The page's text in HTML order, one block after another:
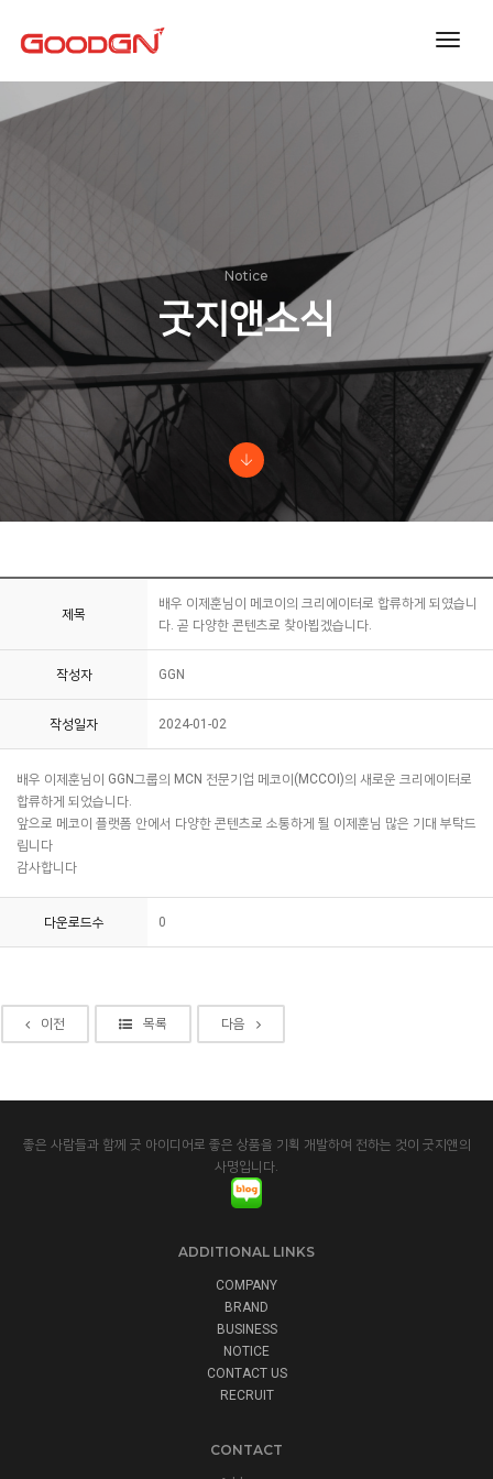
Notice
굿지앤소식
제목
배우 이제훈님이 메코이의 크리에이터로 합류하게 되였습니
다. 곧 다양한 콘텐츠로 찾아뵙겠습니다.
작성자 GGN
작성일자 2024-01-02
배우 이제훈님이 GGN그룹의 MCN 전문기업 메코이(MCCOI)의 새로운 크리에이터로
합류하게 되었습니다.
앞으로 메코이 플랫폼 안에서 다양한 콘텐츠로 소통하게 될 이제훈님 많은 기대 부탁드
립니다
감사합니다
다운로드수 0
이전 목록 다음
좋은 사람들과 함께 굿 아이디어로 좋은 상품을 기획 개발하여 전하는 것이 굿지앤의
사명입니다.
ADDITIONAL LINKS
COMPANY
BRAND
BUSINESS
NOTICE
CONTACT US
RECRUIT
CONTACT